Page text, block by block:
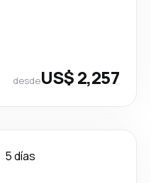
desdeUS$ 2,257
5 días